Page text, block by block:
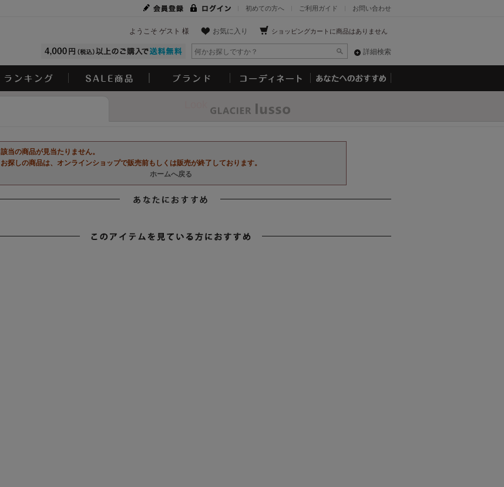
お問い合わせ
ご利用ガイド
初めての方へ
ショッピングカートに商品はありません
お気に入り
ようこそ ゲスト 様
詳細検索
該当の商品が見当たりません。
お探しの商品は、オンラインショップで販売前もしくは販売が終了しております。
ホームへ戻る